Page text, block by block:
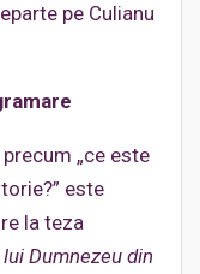
pe Culianu
„ce este
este
la teza
Dumnezeu din